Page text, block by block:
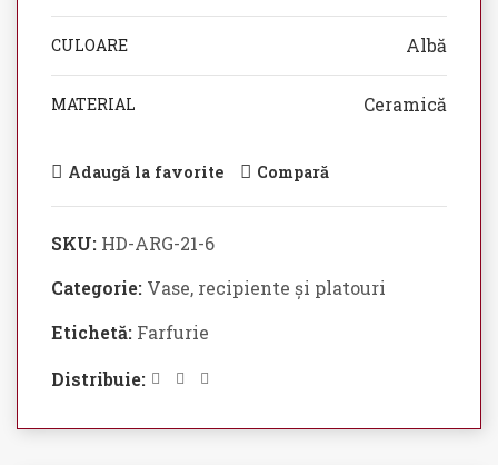
CULOARE Albă
MATERIAL Ceramică
Adaugă la favorite Compară
SKU: HD-ARG-21-6
Categorie: Vase, recipiente și platouri
Etichetă: Farfurie
Distribuie: